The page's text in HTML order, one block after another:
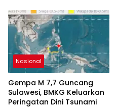
Nasional
Gempa M 7,7 Guncang
Sulawesi, BMKG Keluarkan
Peringatan Dini Tsunami